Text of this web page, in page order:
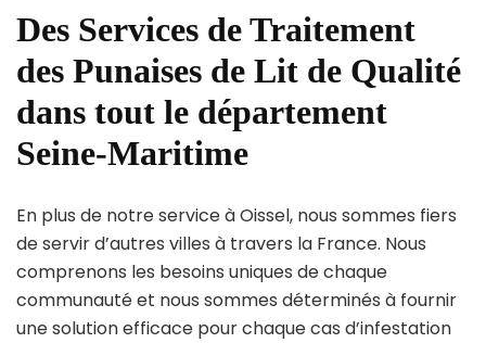
Des Services de Traitement
des Punaises de Lit de Qualité
dans tout le département
Seine-Maritime
En plus de notre service à Oissel, nous sommes fiers
de servir d’autres villes à travers la France. Nous
comprenons les besoins uniques de chaque
communauté et nous sommes déterminés à fournir
une solution efficace pour chaque cas d’infestation